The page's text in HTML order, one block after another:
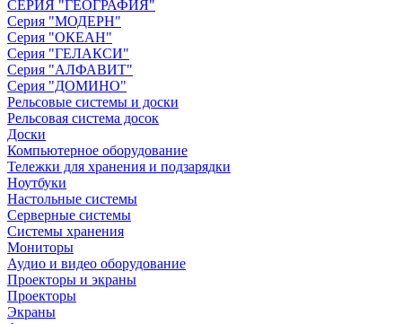
СЕРИЯ "ГЕОГРАФИЯ"
Серия "МОДЕРН"
Серия "ОКЕАН"
Серия "ГЕЛАКСИ"
Серия "АЛФАВИТ"
Серия "ДОМИНО"
Рельсовые системы и доски
Рельсовая система досок
Доски
Компьютерное оборудование
Тележки для хранения и подзарядки
Ноутбуки
Настольные системы
Серверные системы
Системы хранения
Мониторы
Аудио и видео оборудование
Проекторы и экраны
Проекторы
Экраны